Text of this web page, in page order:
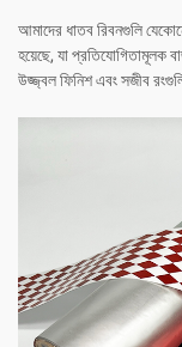
আমাদের ধাতব রিবনগুলি
হয়েছে, যা প্রতিযোগিতামূলক
উজ্জ্বল ফিনিশ এবং সজীব